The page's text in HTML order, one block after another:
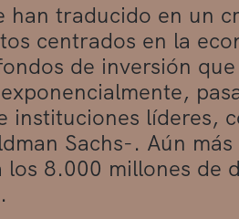
han traducido en un
centrados en la
de inversión
instituciones líderes,
Sachs-. Aún
8.000 millones de